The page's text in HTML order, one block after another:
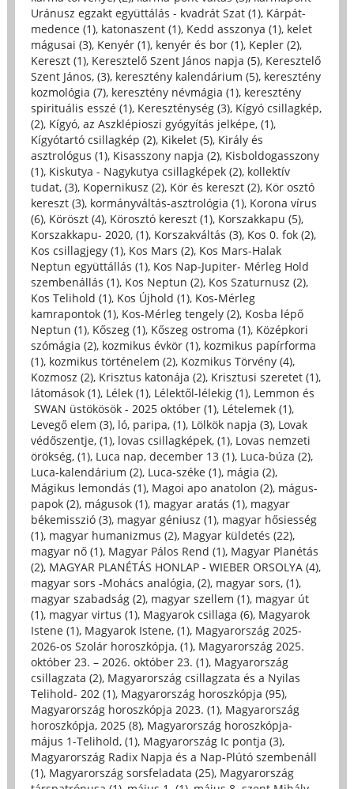
Uránusz egzakt együttálás - kvadrát Szat (1), Kárpát-
medence (1), katonaszent (1), Kedd asszonya (1), kelet
mágusai (3), Kenyér (1), kenyér és bor (1), Kepler (2),
Kereszt (1), Keresztelő Szent János napja (5), Keresztelő
Szent János, (3), keresztény kalendárium (5), keresztény
kozmológia (7), keresztény névmágia (1), keresztény
spirituális esszé (1), Kereszténység (3), Kígyó csillagkép,
(2), Kígyó, az Aszklépioszi gyógyítás jelképe, (1),
Kígyótartó csillagkép (2), Kikelet (5), Király és
asztrológus (1), Kisasszony napja (2), Kisboldogasszony
(1), Kiskutya - Nagykutya csillagképek (2), kollektív
tudat, (3), Kopernikusz (2), Kör és kereszt (2), Kör osztó
kereszt (3), kormányváltás-asztrológia (1), Korona vírus
(6), Köröszt (4), Körosztó kereszt (1), Korszakkapu (5),
Korszakkapu- 2020, (1), Korszakváltás (3), Kos 0. fok (2),
Kos csillagjegy (1), Kos Mars (2), Kos Mars-Halak
Neptun együttállás (1), Kos Nap-Jupiter- Mérleg Hold
szembenállás (1), Kos Neptun (2), Kos Szaturnusz (2),
Kos Telihold (1), Kos Újhold (1), Kos-Mérleg
kamrapontok (1), Kos-Mérleg tengely (2), Kosba lépő
Neptun (1), Kőszeg (1), Kőszeg ostroma (1), Középkori
szómágia (2), kozmikus évkör (1), kozmikus papírforma
(1), kozmikus történelem (2), Kozmikus Törvény (4),
Kozmosz (2), Krisztus katonája (2), Krisztusi szeretet (1),
látomások (1), Lélek (1), Lélektől-lélekig (1), Lemmon és
SWAN üstökösök - 2025 október (1), Lételemek (1),
Levegő elem (3), ló, paripa, (1), Lölkök napja (3), Lovak
védőszentje, (1), lovas csillagképek, (1), Lovas nemzeti
örökség, (1), Luca nap, december 13 (1), Luca-búza (2),
Luca-kalendárium (2), Luca-széke (1), mágia (2),
Mágikus lemondás (1), Magoi apo anatolon (2), mágus-
papok (2), mágusok (1), magyar aratás (1), magyar
békemisszió (3), magyar géniusz (1), magyar hősiesség
(1), magyar humanizmus (2), Magyar küldetés (22),
magyar nő (1), Magyar Pálos Rend (1), Magyar Planétás
(2), MAGYAR PLANÉTÁS HONLAP - WIEBER ORSOLYA (4),
magyar sors -Mohács analógia, (2), magyar sors, (1),
magyar szabadság (2), magyar szellem (1), magyar út
(1), magyar virtus (1), Magyarok csillaga (6), Magyarok
Istene (1), Magyarok Istene, (1), Magyarország 2025-
2026-os Szolár horoszkópja, (1), Magyarország 2025.
október 23. – 2026. október 23. (1), Magyarország
csillagzata (2), Magyarország csillagzata és a Nyilas
Telihold- 202 (1), Magyarország horoszkópja (95),
Magyarország horoszkópja 2023. (1), Magyarország
horoszkópja, 2025 (8), Magyarország horoszkópja-
május 1-Telihold, (1), Magyarország Ic pontja (3),
Magyarország Radix Napja és a Nap-Plútó szembenáll
(1), Magyarország sorsfeladata (25), Magyarország